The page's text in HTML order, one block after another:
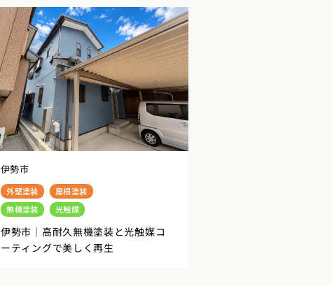
伊勢市
外壁塗装
屋根塗装
無機塗装
光触媒
伊勢市｜高耐久無機塗装と光触媒コ
ーティングで美しく再生